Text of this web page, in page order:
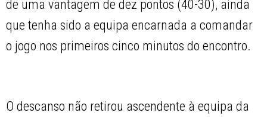
de uma vantagem de dez pontos (40-30), ainda
que tenha sido a equipa encarnada a comandar
o jogo nos primeiros cinco minutos do encontro.
O descanso não retirou ascendente à equipa da